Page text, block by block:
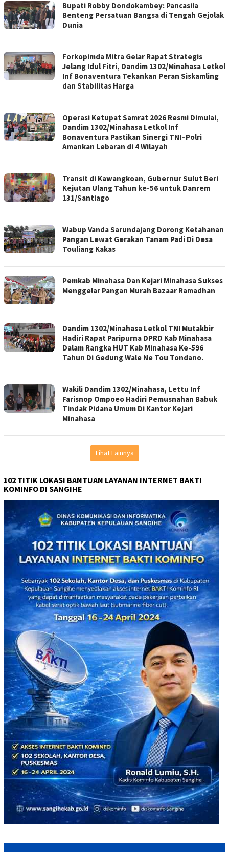
Bupati Robby Dondokambey: Pancasila
Benteng Persatuan Bangsa di Tengah Gejolak
Dunia
Forkopimda Mitra Gelar Rapat Strategis
Jelang Idul Fitri, Dandim 1302/Minahasa Letkol
Inf Bonaventura Tekankan Peran Siskamling
dan Stabilitas Harga
Operasi Ketupat Samrat 2026 Resmi Dimulai,
Dandim 1302/Minahasa Letkol Inf
Bonaventura Pastikan Sinergi TNI–Polri
Amankan Lebaran di 4 Wilayah
Transit di Kawangkoan, Gubernur Sulut Beri
Kejutan Ulang Tahun ke-56 untuk Danrem
131/Santiago
Wabup Vanda Sarundajang Dorong Ketahanan
Pangan Lewat Gerakan Tanam Padi Di Desa
Touliang Kakas
Pemkab Minahasa Dan Kejari Minahasa Sukses
Menggelar Pangan Murah Bazaar Ramadhan
Dandim 1302/Minahasa Letkol TNI Mutakbir
Hadiri Rapat Paripurna DPRD Kab Minahasa
Dalam Rangka HUT Kab Minahasa Ke-596
Tahun Di Gedung Wale Ne Tou Tondano.
Wakili Dandim 1302/Minahasa, Lettu Inf
Farisnop Ompoeo Hadiri Pemusnahan Babuk
Tindak Pidana Umum Di Kantor Kejari
Minahasa
Lihat Lainnya
102 TITIK LOKASI BANTUAN LAYANAN INTERNET BAKTI
KOMINFO DI SANGIHE